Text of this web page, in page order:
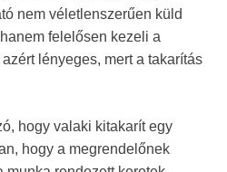
nem véletlenszerűen küld
felelősen kezeli a
lényeges, mert a takarítás
hogy valaki kitakarít egy
hogy a megrendelőnek